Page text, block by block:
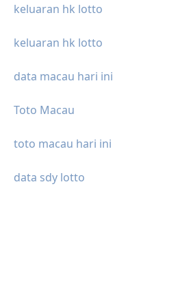
keluaran hk lotto
keluaran hk lotto
data macau hari ini
Toto Macau
toto macau hari ini
data sdy lotto